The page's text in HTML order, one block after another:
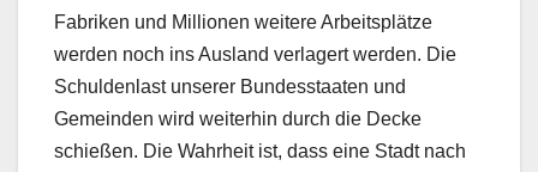
Fabriken und Millionen weitere Arbeitsplätze
werden noch ins Ausland verlagert werden. Die
Schuldenlast unserer Bundesstaaten und
Gemeinden wird weiterhin durch die Decke
schießen. Die Wahrheit ist, dass eine Stadt nach